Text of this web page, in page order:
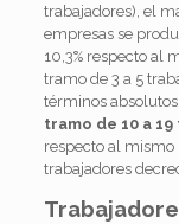
trabajadores), el
empresas se
10,3% respecto al
tramo de 3 a 5
términos
tramo de 10 a
respecto al mismo
trabajadores